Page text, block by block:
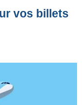
vos billets